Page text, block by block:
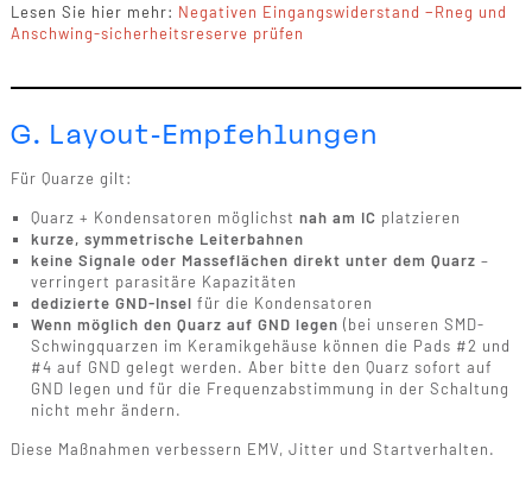
Lesen Sie hier mehr: Negativen Eingangswiderstand −Rneg und
Anschwing-sicherheitsreserve prüfen
G. Layout-Empfehlungen
Für Quarze gilt:
Quarz + Kondensatoren möglichst nah am IC platzieren
kurze, symmetrische Leiterbahnen
keine Signale oder Masseflächen direkt unter dem Quarz –
verringert parasitäre Kapazitäten
dedizierte GND-Insel für die Kondensatoren
Wenn möglich den Quarz auf GND legen (bei unseren SMD-
Schwingquarzen im Keramikgehäuse können die Pads #2 und
#4 auf GND gelegt werden. Aber bitte den Quarz sofort auf
GND legen und für die Frequenzabstimmung in der Schaltung
nicht mehr ändern.
Diese Maßnahmen verbessern EMV, Jitter und Startverhalten.